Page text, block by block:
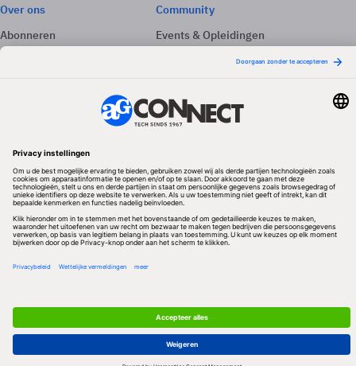
Over ons
Abonneren
Adverteren
Community
Events & Opleidingen
Volg ons
Redactionele partner
Algemene Voorwaarden & Copyrights